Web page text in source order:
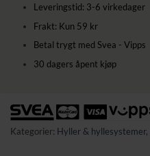
Leveringstid: 3-6 virkedager
Frakt: Kun 59 kr
Betal trygt med Svea - Vipps
30 dagers åpent kjøp
Kategorier: Hyller & hyllesystemer,